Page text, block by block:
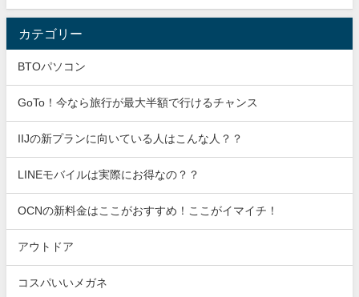
カテゴリー
BTOパソコン
GoTo！今なら旅行が最大半額で行けるチャンス
IIJの新プランに向いている人はこんな人？？
LINEモバイルは実際にお得なの？？
OCNの新料金はここがおすすめ！ここがイマイチ！
アウトドア
コスパいいメガネ